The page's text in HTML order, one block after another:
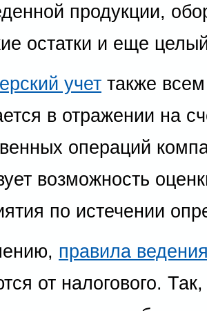
продукции,
остатки и еще
учет также
в отражении на
операций
возможность
по истечении
правила
от налогового.